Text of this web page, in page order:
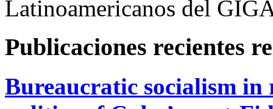
Latinoamericanos del
Publicaciones recientes
Bureaucratic socialism in